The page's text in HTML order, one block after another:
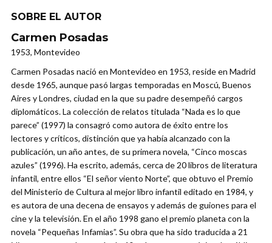
SOBRE EL AUTOR
Carmen Posadas
1953, Montevideo
Carmen Posadas nació en Montevideo en 1953, reside en Madrid
desde 1965, aunque pasó largas temporadas en Moscú, Buenos
Aires y Londres, ciudad en la que su padre desempeñó cargos
diplomáticos. La colección de relatos titulada “Nada es lo que
parece” (1997) la consagró como autora de éxito entre los
lectores y críticos, distinción que ya había alcanzado con la
publicación, un año antes, de su primera novela, “Cinco moscas
azules” (1996). Ha escrito, además, cerca de 20 libros de literatura
infantil, entre ellos “El señor viento Norte”, que obtuvo el Premio
del Ministerio de Cultura al mejor libro infantil editado en 1984, y
es autora de una decena de ensayos y además de guiones para el
cine y la televisión. En el año 1998 gano el premio planeta con la
novela “Pequeñas Infamias”. Su obra que ha sido traducida a 21